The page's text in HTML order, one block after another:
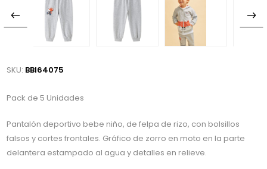
SKU: BBI64075
Pack de 5 Unidades
Pantalón deportivo bebe niño, de felpa de rizo, con bolsillos
falsos y cortes frontales. Gráfico de zorro en moto en la parte
delantera estampado al agua y detalles en relieve.